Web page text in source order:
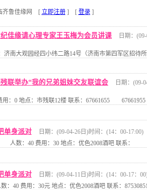
齐鲁佳缘网 [ 立即注册] [ 登录]
佳缘请心理专家王玉梅为会员讲课
日期：
济南大观园经四小纬二路14号（济南市第四军区招待
联举办“我的兄弟姐妹交友联谊会
日期：(09-
用：0 地点：市残联12楼 联系：67661655
单身派对
日期：(09-04-26日)时间：(14：00-17:00)
人数：40 费用：30 地点：优色2008酒吧 联系：
单身派对
日期：(09-04-11日)时间：(14：00-17：
：40 费用：30元 地点：优色2008酒吧 联系：